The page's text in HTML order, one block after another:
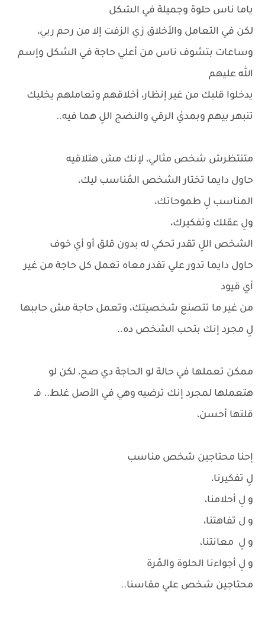
ياما ناس حلوة وجميلة في الشكل
لكن في التعامل والأخلاق زي الزفت إلا من رحم ربي،
وساعات بتشوف ناس من أعلي حاجة في الشكل وإسم
الله عليهم
يدخلوا قلبك من غير إنظار، أخلاقهم وتعاملهم يخليك
تنبهر بيهم وبمديٰ الرقي والنضج اللِ هما فيه..
متنتظرش شخص مثالي، لإنك مش هتلاقيه
حاول دايما تختار الشخص المُناسب ليك،
المناسب لِ طموحاتك،
ولِ عقلك وتفكيرك،
الشخص اللِ تقدر تحكي له بدون قلق أو أي خوف
حاول دايما تدور علي تقدر معاه تعمل كل حاجة من غير
أي قيود
من غير ما تتصنع شخصيتك، وتعمل حاجة مش حاببها
لِ مجرد إنك بتحب الشخص ده..
ممكن تعملها في حالة لو الحاجة دي صح، لكن لو
هتعملها لمجرد إنك ترضيه وهي في الأصل غلط.. فـ
قلتها أحسن،
إحنا محتاجين شخص مناسب
لِ تفكيرنا،
و لِ أحلامنا،
و ل تفاهتنا،
و لِ معانتنا،
و لِ أجواءنا الحلوة والمُرة
محتاجين شخص علي مقاسنا..